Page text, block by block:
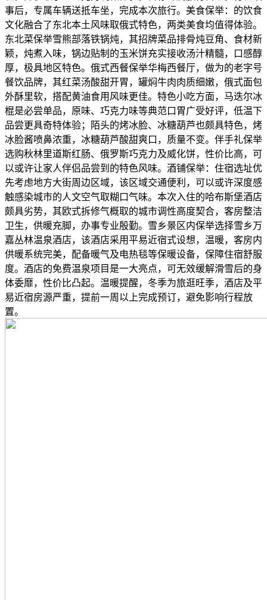
事后，专属车辆送抵车坐，完成本次旅行。美食保举：的饮食
文化融合了东北本土风味取俄式特色，两类美食均值得体验。
东北菜保举雪熊部落铁锅炖，其招牌菜品排骨炖豆角、食材新
颖，炖煮入味，锅边贴制的玉米饼充实接收汤汁精髓，口感醇
厚，极具地区特色。俄式西餐保举华梅西餐厅，做为的老字号
餐饮品牌，其红菜汤酸甜开胃，罐焖牛肉肉质细嫩，俄式面包
外酥里软，搭配黄油食用风味更佳。特色小吃方面，马迭尔冰
棍是必尝单品，原味、巧克力味等典范口胃广受好评，低温下
品尝更具奇特体验；陌头的烤冰脸、冰糖葫芦也颇具特色，烤
冰脸酱喷鼻浓重，冰糖葫芦酸甜爽口，质量不变。伴手礼保举
选购秋林里道斯红肠、俄罗斯巧克力及威化饼，性价比高，可
以或许让家人伴侣品尝到的特色风味。酒铺保举：住宿选址优
先考虑地方大街周边区域，该区域交通便利，可以或许深度感
触感染城市的人文空气取糊口气味。本次入住的哈布斯堡酒店
颇具劣势，其欧式拆修气概取的城市调性高度契合，客房整洁
卫生，供暖充脚，办事专业殷勤。雪乡景区内保举选择雪乡万
嘉丛林温泉酒店，该酒店采用平易近宿式设想，温暖，客房内
供暖系统完美，配备暖气及电热毯等保暖设备，保障住宿舒服
度。酒店的免费温泉项目是一大亮点，可无效缓解滑雪后的身
体委靡，性价比凸起。温暖提醒，冬季为旅逛旺季，酒店及平
易近宿房源严重，提前一周以上完成预订，避免影响行程放
置。